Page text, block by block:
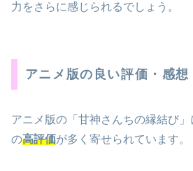
力をさらに感じられるでしょう。
アニメ版の良い評価・感想
アニメ版の「甘神さんちの縁結び
の高評価が多く寄せられています。